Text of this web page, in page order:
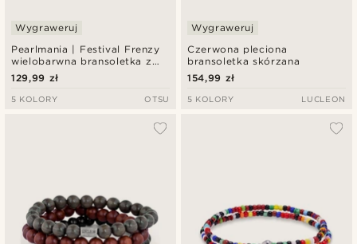
Pearlmania | Festival Frenzy
wielobarwna bransoletka z
szklanych koralików
Wygraweruj
129,99 zł
5 KOLORY OTSU
Czerwona pleciona
bransoletka skórzana
Wygraweruj
154,99 zł
5 KOLORY LUCLEON